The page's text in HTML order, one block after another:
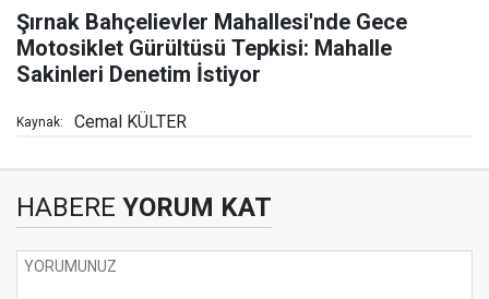
Şırnak Bahçelievler Mahallesi'nde Gece
Motosiklet Gürültüsü Tepkisi: Mahalle
Sakinleri Denetim İstiyor
Kaynak: Cemal KÜLTER
HABERE YORUM KAT